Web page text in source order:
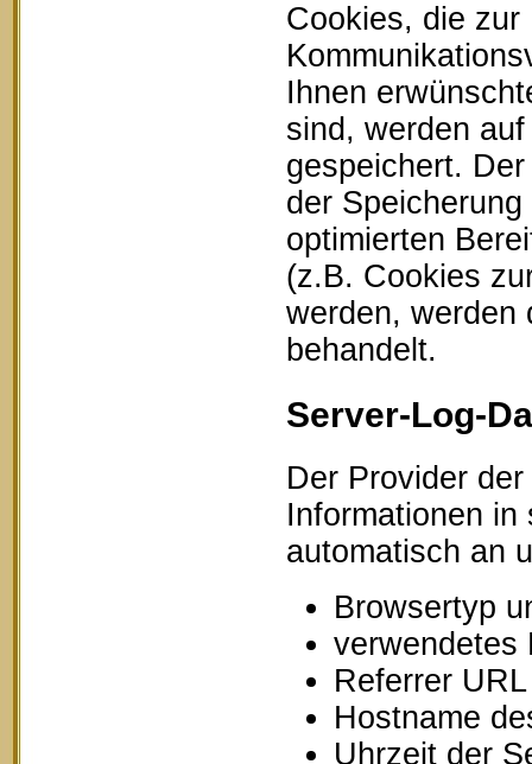
Cookies, die zur
Ihnen
sind, werden
gespeichert.
der
optimierten
(z.B. Cookies
werden, werden
behandelt.
Server-Log-
Der Provider
Informationen
automatisch an
Browsertyp
verwendetes
Referrer URL
Hostname
Uhrzeit der